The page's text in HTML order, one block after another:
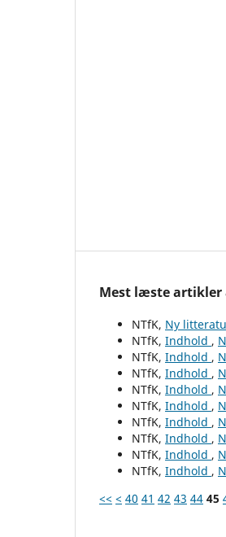
Mest læste artikler
NTfK, Ny
NTfK, Indhold ,
NTfK, Indhold ,
NTfK, Indhold ,
NTfK, Indhold ,
NTfK, Indhold ,
NTfK, Indhold ,
NTfK, Indhold ,
NTfK, Indhold ,
NTfK, Indhold ,
<< < 40 41 42 43 44 45